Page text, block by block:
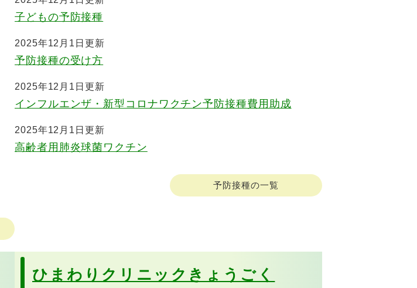
子どもの予防接種
2025年12月1日更新
予防接種の受け方
2025年12月1日更新
インフルエンザ・新型コロナワクチン予防接種費用助成
2025年12月1日更新
高齢者用肺炎球菌ワクチン
予防接種の一覧
ひまわりクリニックきょうごく